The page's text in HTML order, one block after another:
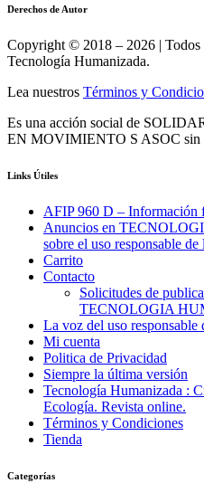
Derechos de Autor
Copyright © 2018 – 2026 | Todos
Tecnología Humanizada.
Lea nuestros Términos y
Es una acción social de
EN MOVIMIENTO S ASOC sin
Links Útiles
AFIP 960 D – Información
Anuncios en
sobre el uso responsable
Carrito
Contacto
Solicitudes de
TECNOLOGIA
La voz del uso responsable
Mi cuenta
Politica de Privacidad
Siempre la última versión
Tecnología Humanizada :
Ecología. Revista online.
Términos y Condiciones
Tienda
Categorías